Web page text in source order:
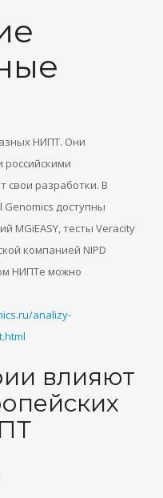
НИПТ. Они
российскими
свои разработки. В
Genomics доступны
MGiEASY, тесты Veracity
компанией NIPD
НИПТе можно
analizy-
влияют